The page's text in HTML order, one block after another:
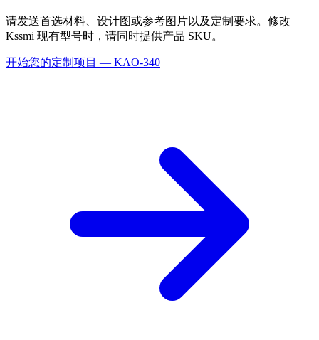
请发送首选材料、设计图或参考图片以及定制要求。修改
Kssmi 现有型号时，请同时提供产品 SKU。
开始您的定制项目 — KAO-340